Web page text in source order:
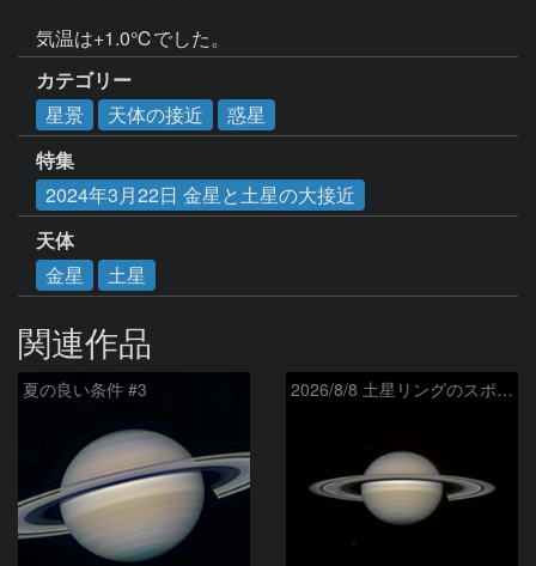
気温は+1.0℃でした。
カテゴリー
星景
天体の接近
惑星
特集
2024年3月22日 金星と土星の大接近
天体
金星
土星
関連作品
夏の良い条件 #3 2026/8/8 土星リングのスポーク